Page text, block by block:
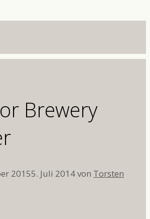
Brewery
20155. Juli 2014von Torsten